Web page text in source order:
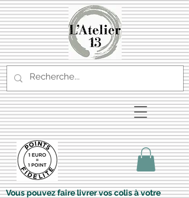
Vous pouvez faire livrer vos colis à votre